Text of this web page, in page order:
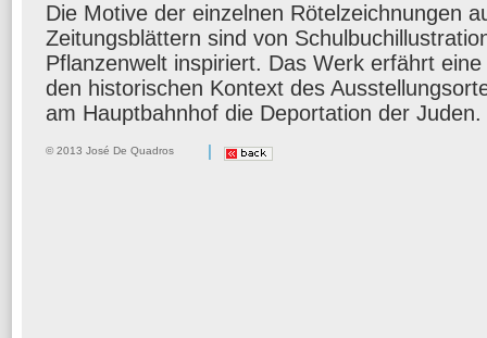
Die Motive der einzelnen Rötelzeichnungen
Zeitungsblättern sind von
Pflanzenwelt inspiriert. Das Werk erfährt
den historischen Kontext des
am Hauptbahnhof die Deportation der Juden.
© 2013 José De Quadros |